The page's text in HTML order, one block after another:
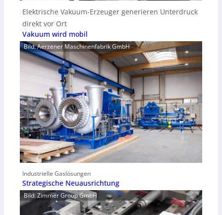
Elektrische Vakuum-Erzeuger generieren Unterdruck
direkt vor Ort
Vakuum wird mobil
Bild: Aerzener Maschinenfabrik GmbH
Industrielle Gaslösungen
Strategische Neuausrichtung
Bild: Zimmer Group GmbH